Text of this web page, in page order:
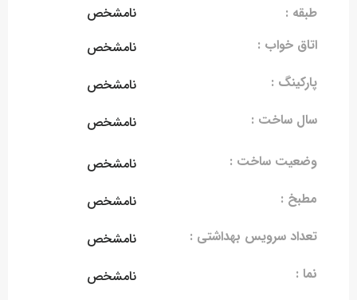
طبقه :
نامشخص
اتاق خواب :
نامشخص
پارکینگ :
نامشخص
سال ساخت :
نامشخص
وضعیت ساخت :
نامشخص
مطبخ :
نامشخص
تعداد سرویس بهداشتی :
نامشخص
نما :
نامشخص